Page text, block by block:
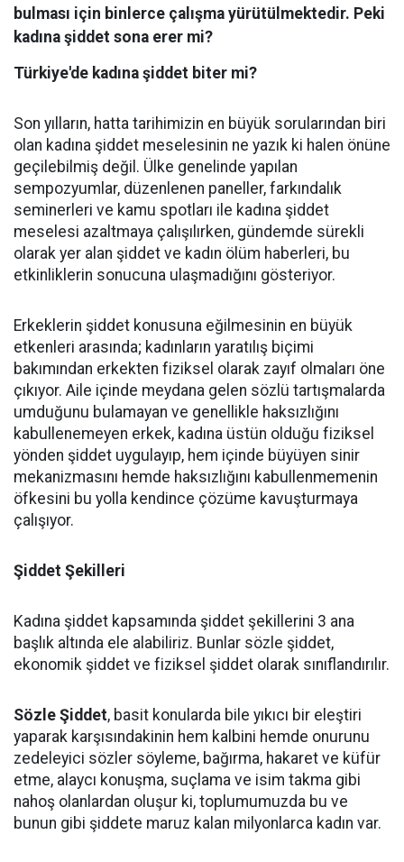
bulması için binlerce çalışma yürütülmektedir. Peki
kadına şiddet sona erer mi?
Türkiye'de kadına şiddet biter mi?
Son yılların, hatta tarihimizin en büyük sorularından biri
olan kadına şiddet meselesinin ne yazık ki halen önüne
geçilebilmiş değil. Ülke genelinde yapılan
sempozyumlar, düzenlenen paneller, farkındalık
seminerleri ve kamu spotları ile kadına şiddet
meselesi azaltmaya çalışılırken, gündemde sürekli
olarak yer alan şiddet ve kadın ölüm haberleri, bu
etkinliklerin sonucuna ulaşmadığını gösteriyor.
Erkeklerin şiddet konusuna eğilmesinin en büyük
etkenleri arasında; kadınların yaratılış biçimi
bakımından erkekten fiziksel olarak zayıf olmaları öne
çıkıyor. Aile içinde meydana gelen sözlü tartışmalarda
umduğunu bulamayan ve genellikle haksızlığını
kabullenemeyen erkek, kadına üstün olduğu fiziksel
yönden şiddet uygulayıp, hem içinde büyüyen sinir
mekanizmasını hemde haksızlığını kabullenmemenin
öfkesini bu yolla kendince çözüme kavuşturmaya
çalışıyor.
Şiddet Şekilleri
Kadına şiddet kapsamında şiddet şekillerini 3 ana
başlık altında ele alabiliriz. Bunlar sözle şiddet,
ekonomik şiddet ve fiziksel şiddet olarak sınıflandırılır.
Sözle Şiddet, basit konularda bile yıkıcı bir eleştiri
yaparak karşısındakinin hem kalbini hemde onurunu
zedeleyici sözler söyleme, bağırma, hakaret ve küfür
etme, alaycı konuşma, suçlama ve isim takma gibi
nahoş olanlardan oluşur ki, toplumumuzda bu ve
bunun gibi şiddete maruz kalan milyonlarca kadın var.